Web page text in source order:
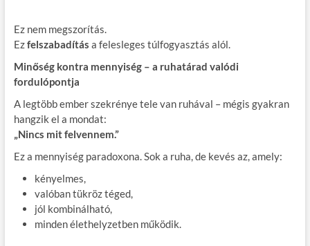
Ez nem megszorítás.
Ezfelszabadítás a felesleges túlfogyasztás alól.
Minőség kontra mennyiség – a ruhatárad valódi
fordulópontja
A legtöbb ember szekrénye tele van ruhával – mégis gyakran
hangzik el a mondat:
„Nincs mit felvennem.”
Ez a mennyiség paradoxona. Sok a ruha, de kevés az, amely:
kényelmes,
valóban tükröz téged,
jól kombinálható,
minden élethelyzetben működik.